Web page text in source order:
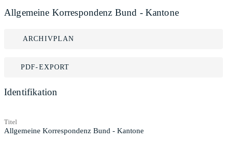
Allgemeine Korrespondenz Bund - Kantone
ARCHIVPLAN
PDF-EXPORT
Identifikation
Titel
Allgemeine Korrespondenz Bund - Kantone